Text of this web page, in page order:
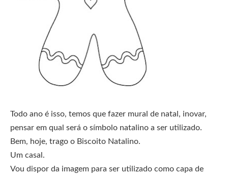
Todo ano é isso, temos que fazer mural de natal, inovar,
pensar em qual será o símbolo natalino a ser utilizado.
Bem, hoje, trago o Biscoito Natalino.
Um casal.
Vou dispor da imagem para ser utilizado como capa de